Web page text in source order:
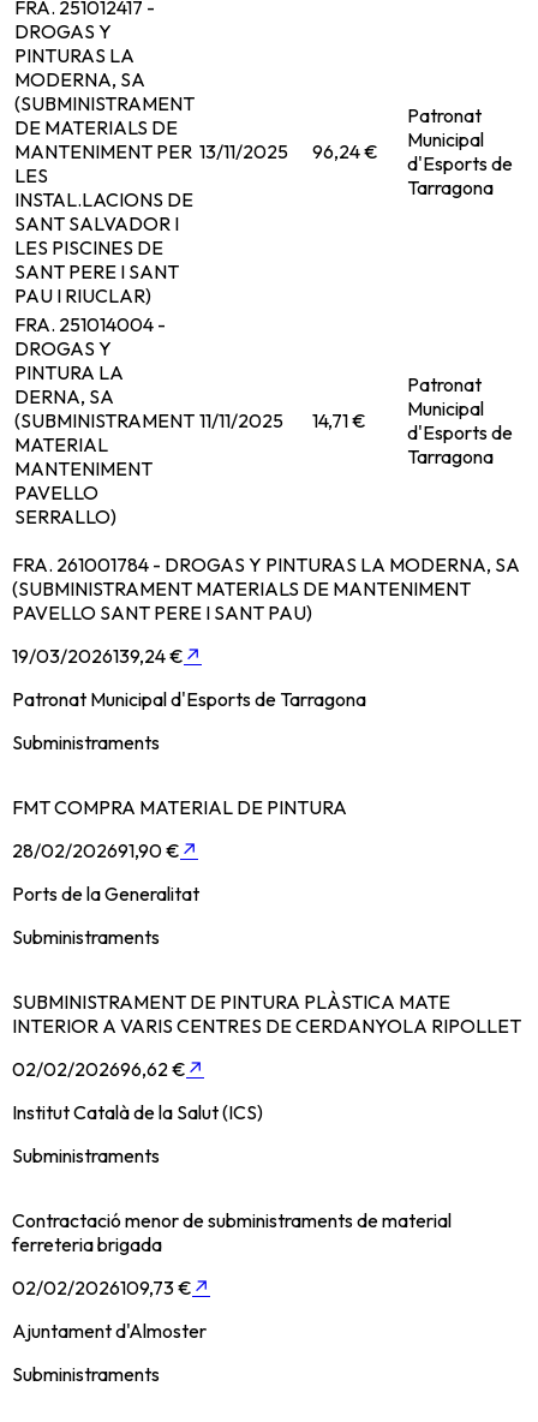
FRA. 251012417 -
DROGAS Y
PINTURAS LA
MODERNA, SA
(SUBMINISTRAMENT
DE MATERIALS DE
MANTENIMENT PER
LES
INSTAL.LACIONS DE
SANT SALVADOR I
LES PISCINES DE
SANT PERE I SANT
PAU I RIUCLAR)
13/11/2025 96,24 €
Patronat
Municipal
d'Esports de
Tarragona
FRA. 251014004 -
DROGAS Y
PINTURA LA
DERNA, SA
(SUBMINISTRAMENT
MATERIAL
MANTENIMENT
PAVELLO
SERRALLO)
11/11/2025 14,71 €
Patronat
Municipal
d'Esports de
Tarragona
FRA. 261001784 - DROGAS Y PINTURAS LA MODERNA, SA
(SUBMINISTRAMENT MATERIALS DE MANTENIMENT
PAVELLO SANT PERE I SANT PAU)
19/03/2026139,24 € ↗
Patronat Municipal d'Esports de Tarragona
Subministraments
FMT COMPRA MATERIAL DE PINTURA
28/02/202691,90 € ↗
Ports de la Generalitat
Subministraments
SUBMINISTRAMENT DE PINTURA PLÀSTICA MATE
INTERIOR A VARIS CENTRES DE CERDANYOLA RIPOLLET
02/02/202696,62 € ↗
Institut Català de la Salut (ICS)
Subministraments
Contractació menor de subministraments de material
ferreteria brigada
02/02/2026109,73 € ↗
Ajuntament d'Almoster
Subministraments